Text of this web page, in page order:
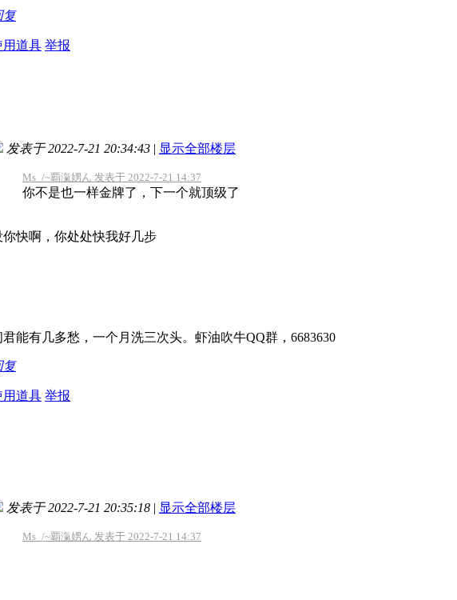
复
用道具 举报
发表于 2022-7-21 20:34:43 | 显示全部楼层
Ms_/~覇滊娚ん 发表于 2022-7-21 14:37
你不是也一样金牌了，下一个就顶级了
你快啊，你处处快我好几步
君能有几多愁，一个月洗三次头。虾油吹牛QQ群，6683630
复
用道具 举报
发表于 2022-7-21 20:35:18 | 显示全部楼层
Ms_/~覇滊娚ん 发表于 2022-7-21 14:37